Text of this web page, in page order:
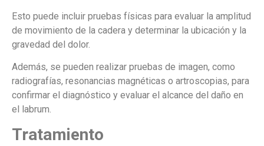
Esto puede incluir pruebas físicas para evaluar la amplitud
de movimiento de la cadera y determinar la ubicación y la
gravedad del dolor.
Además, se pueden realizar pruebas de imagen, como
radiografías, resonancias magnéticas o artroscopias, para
confirmar el diagnóstico y evaluar el alcance del daño en
el labrum.
Tratamiento